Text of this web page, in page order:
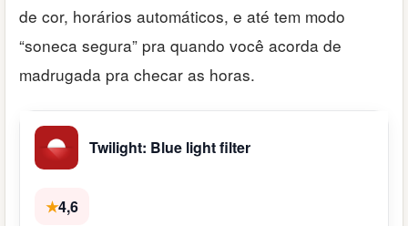
de cor, horários automáticos, e até tem modo
“soneca segura” pra quando você acorda de
madrugada pra checar as horas.
Twilight: Blue light filter
★4,6